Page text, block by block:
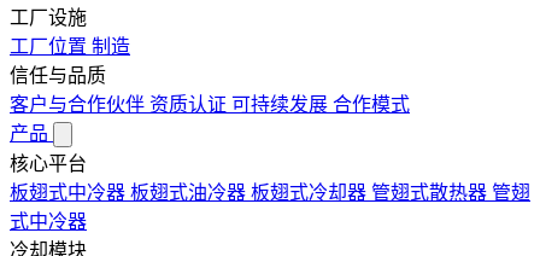
工厂设施
工厂位置 制造
信任与品质
客户与合作伙伴 资质认证 可持续发展 合作模式
产品
核心平台
板翅式中冷器 板翅式油冷器 板翅式冷却器 管翅式散热器 管翅
式中冷器
冷却模块